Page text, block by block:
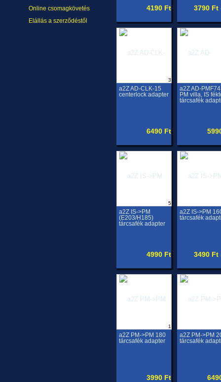
Online csomagkövetés
Elállás a szerződéstől
4190 Ft 3790 Ft
3
a2Z AD-CLK-15
centerlock adapter
6490 Ft
a2Z AD-PMF74
PM villa, IS
tárcsafék
5
a2Z IS->PM
(E203/H185)
tárcsafék adapter
4990 Ft
a2Z IS->PM
tárcsafék
3490 Ft
1
a2Z PM->PM 180
tárcsafék adapter
3990 Ft
a2Z PM->PM
tárcsafék